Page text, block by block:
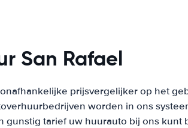
San Rafael
prijsvergelijker op het
worden in ons
gunstig tarief uw huurauto bij ons kunt